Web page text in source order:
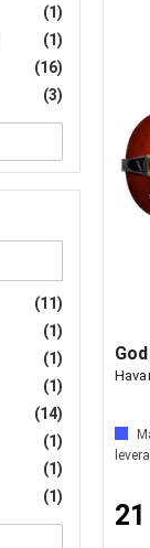
(1)
(1)
(16)
(3)
(11)
(1)
(1)
(1)
(14)
(1)
(1)
(1)